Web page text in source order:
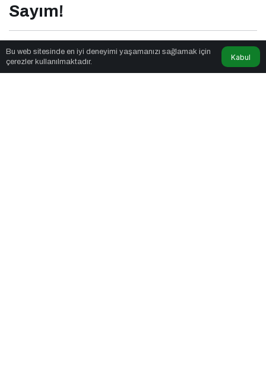
Sayım!
Seyyar Softtarafından yayınlandı
2dk, 0sn
Bu web sitesinde en iyi deneyimi yaşamanızı sağlamak için
çerezler kullanılmaktadır.
Kabul